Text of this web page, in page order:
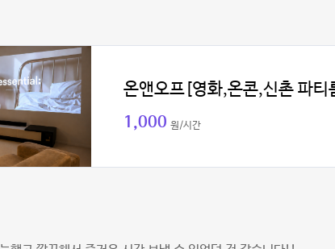
온앤오프[영화,온콘,신촌 파티
1,000 원/시간